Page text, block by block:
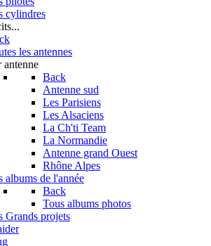
cylindres
les antennes
antenne
Back
Antenne sud
Les Parisiens
Les Alsaciens
La Ch'ti Team
La Normandie
Antenne grand Ouest
Rhône Alpes
albums de l'année
Back
Tous albums photos
Grands projets